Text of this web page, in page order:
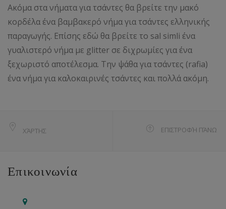
Ακόμα στα νήματα για τσάντες θα βρείτε την μακό
κορδέλα ένα βαμβακερό νήμα για τσάντες ελληνικής
παραγωγής. Επίσης εδώ θα βρείτε το sal simli ένα
γυαλιστερό νήμα με glitter σε διχρωμίες για ένα
ξεχωριστό αποτέλεσμα. Την ψάθα για τσάντες (rafia)
ένα νήμα για καλοκαιρινές τσάντες και πολλά ακόμη.
ΧΆΡΤΗΣ ΕΠΙΣΤΡΟΦΉ ΠΆΝΩ
Επικοινωνία